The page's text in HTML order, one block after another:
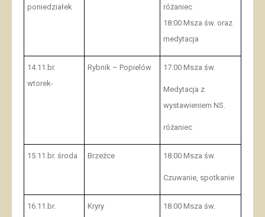
poniedziałek
różaniec
18:00 Msza św. oraz
medytacja
14.11.br.
wtorek-
Rybnik – Popielów 17.00 Msza św.
Medytacja z
wystawieniem NS.
różaniec
15.11.br. środa Brzeźce 18.00 Msza św.
Czuwanie, spotkanie
16.11.br.
Kryry 18.00 Msza św.